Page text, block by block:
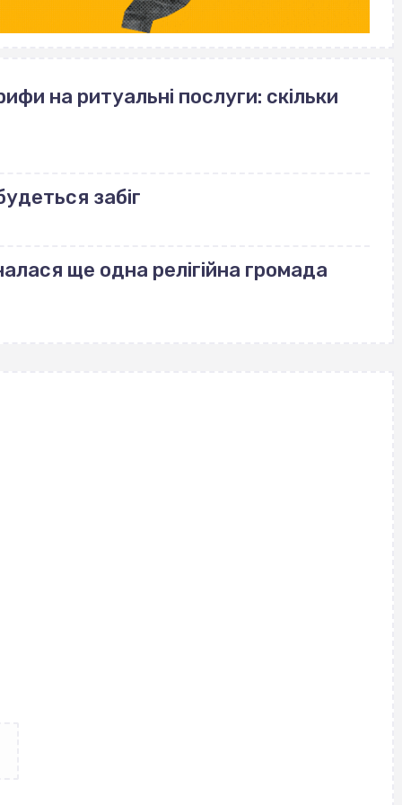
на ритуальні послуги: скільки
забіг
ще одна релігійна громада